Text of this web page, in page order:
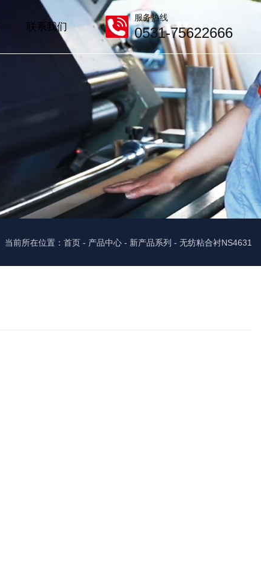
联系我们
服务热线
0531-75622666
当前所在位置：首页 - 产品中心 - 新产品系列 - 无纺粘合衬NS4631